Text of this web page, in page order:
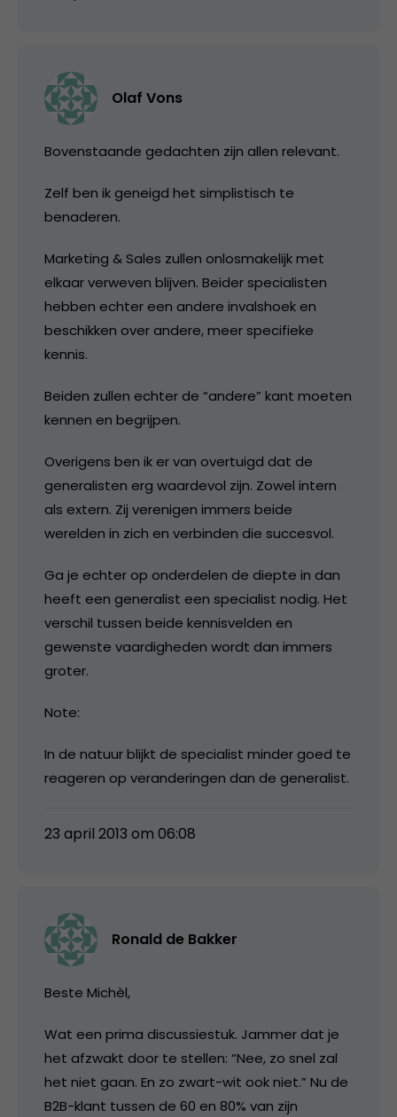
Olaf Vons
Bovenstaande gedachten zijn allen relevant.
Zelf ben ik geneigd het simplistisch te
benaderen.
Marketing & Sales zullen onlosmakelijk met
elkaar verweven blijven. Beider specialisten
hebben echter een andere invalshoek en
beschikken over andere, meer specifieke
kennis.
Beiden zullen echter de “andere” kant moeten
kennen en begrijpen.
Overigens ben ik er van overtuigd dat de
generalisten erg waardevol zijn. Zowel intern
als extern. Zij verenigen immers beide
werelden in zich en verbinden die succesvol.
Ga je echter op onderdelen de diepte in dan
heeft een generalist een specialist nodig. Het
verschil tussen beide kennisvelden en
gewenste vaardigheden wordt dan immers
groter.
Note:
In de natuur blijkt de specialist minder goed te
reageren op veranderingen dan de generalist.
23 april 2013 om 06:08
Ronald de Bakker
Beste Michèl,
Wat een prima discussiestuk. Jammer dat je
het afzwakt door te stellen: “Nee, zo snel zal
het niet gaan. En zo zwart-wit ook niet.” Nu de
B2B-klant tussen de 60 en 80% van zijn